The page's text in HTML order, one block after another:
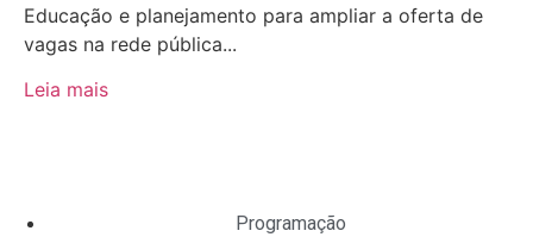
Educação e planejamento para ampliar a oferta de
vagas na rede pública...
Leia mais
Programação